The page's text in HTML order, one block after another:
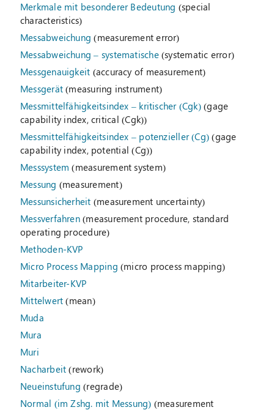
Merkmale mit besonderer Bedeutung (special
characteristics)
Messabweichung (measurement error)
Messabweichung – systematische(systematic error)
Messgenauigkeit (accuracy of measurement)
Messgerät (measuring instrument)
Messmittelfähigkeitsindex – kritischer (Cgk)(gage
capability index, critical (Cgk))
Messmittelfähigkeitsindex – potenzieller (Cg) (gage
capability index, potential (Cg))
Messsystem (measurement system)
Messung (measurement)
Messunsicherheit (measurement uncertainty)
Messverfahren(measurement procedure, standard
operating procedure)
Methoden-KVP
Micro Process Mapping (micro process mapping)
Mitarbeiter-KVP
Mittelwert (mean)
Muda
Mura
Muri
Nacharbeit (rework)
Neueinstufung (regrade)
Normal (im Zshg. mit Messung) (measurement